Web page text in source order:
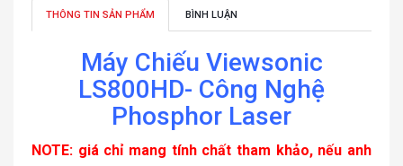
THÔNG TIN SẢN PHẨM BÌNH LUẬN
Máy Chiếu Viewsonic
LS800HD- Công Nghệ
Phosphor Laser
NOTE: giá chỉ mang tính chất tham khảo, nếu anh